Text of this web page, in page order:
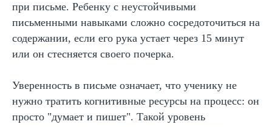
при письме. Ребенку с неустойчивыми
письменными навыками сложно сосредоточиться на
содержании, если его рука устает через 15 минут
или он стесняется своего почерка.
Уверенность в письме означает, что ученику не
нужно тратить когнитивные ресурсы на процесс: он
просто "думает и пишет". Такой уровень